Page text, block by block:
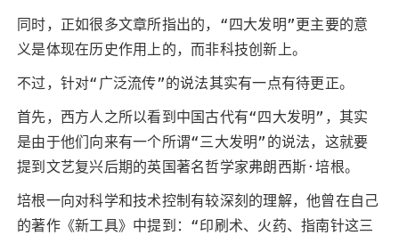
同时，正如很多文章所指出的，“四大发明”更主要的意
义是体现在历史作用上的，而非科技创新上。
不过，针对“广泛流传”的说法其实有一点有待更正。
首先，西方人之所以看到中国古代有“四大发明”，其实
是由于他们向来有一个所谓“三大发明”的说法，这就要
提到文艺复兴后期的英国著名哲学家弗朗西斯·培根。
培根一向对科学和技术控制有较深刻的理解，他曾在自己
的著作《新工具》中提到：“印刷术、火药、指南针这三